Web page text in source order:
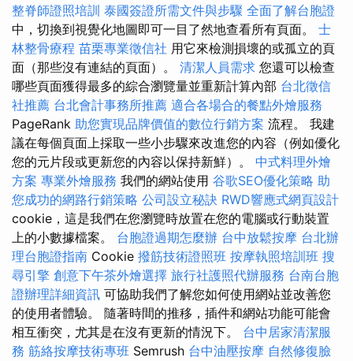
整脊師證照培訓 泰國簽證所需文件與步驟 全面了解台胞證
中，切換到視覺化地圖即可一目了然地查看所有頁面。 士
林整骨療程 苗栗專業徵信社 用它來檢測損壞的或孤立的頁
面（那些沒有連結的頁面）。 清潔人員需求 您還可以檢查
哪些頁面獲得最多的綜合瀏覽量並重新計算內部 台北徵信
社推薦 台北會計事務所推薦 適合各場合的餐點外燴服務
PageRank 助您實現品牌價值的數位行銷方案 流程。 我建
議在每個頁面上採取一些小步驟來改進您的內容（例如優化
您的元片段或更新您的內容以保持新鮮）。 中式料理外燴
方案 專業外燴服務 我們的網站使用 谷歌SEO優化策略 助
您成功的網路行銷策略 公司設立秘訣 RWD響應式網頁設計
cookie，這是我們在您瀏覽時放置在您的電腦或行動裝置
上的小數據檔案。 台胞證過期怎麼辦 台中放鬆按摩 台北辦
理台胞證指南 Cookie 撥筋技術證照班 按摩執照培訓班 搜
尋引擎 創意下午茶外燴選擇 旅行社護照代辦服務 台南台胞
證辦理詳細資訊 可協助我們了解您如何使用網站並改善您
的使用者體驗。 隨著時間的推移，插件和網站功能可能會
相互衝突，尤其是在沒有更新的情況下。 台中居家清潔服
務 筋絡按摩技術專班 Semrush 台中油壓按摩 自然修復臉